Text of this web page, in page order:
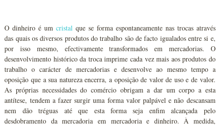
O dinheiro é umcristal que se forma espontaneamente nas trocas através
das quais os diversos produtos do trabalho são de facto igualados entre si e,
por isso mesmo, efectivamente transformados em mercadorias. O
desenvolvimento histórico da troca imprime cada vez mais aos produtos do
trabalho o carácter de mercadorias e desenvolve ao mesmo tempo a
oposição que a sua natureza encerra, a oposição de valor de uso e de valor.
As próprias necessidades do comércio obrigam a dar um corpo a esta
antítese, tendem a fazer surgir uma forma valor palpável e não descansam
nem dão tréguas até que esta forma seja enfim alcançada pelo
desdobramento da mercadoria em mercadoria e dinheiro. À medida,